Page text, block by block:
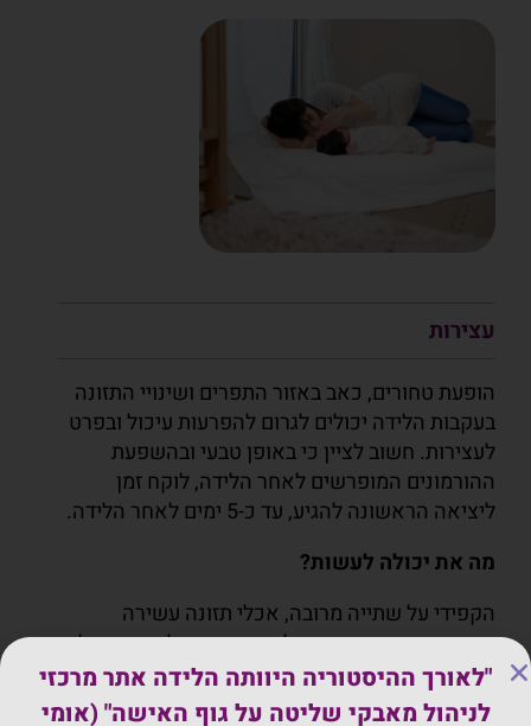
עצירות
הופעת טחורים, כאב באזור התפרים ושינויי התזונה
בעקבות הלידה יכולים לגרום להפרעות עיכול ובפרט
לעצירות. חשוב לציין כי באופן טבעי ובהשפעת
ההורמונים המופרשים לאחר הלידה, לוקח זמן
ליציאה הראשונה להגיע, עד כ-5 ימים לאחר הלידה.
מה את יכולה לעשות?
הקפידי על שתייה מרובה, אכלי תזונה עשירה
בסיבים תזונתיים. אם בכל זאת את סובלת, את יכולה
להיעזר בנרות גליצרין על מנת להקל את היציאה.
"לאורך ההיסטוריה היוותה הלידה אתר מרכזי
לניהול מאבקי שליטה על גוף האישה" (אומי